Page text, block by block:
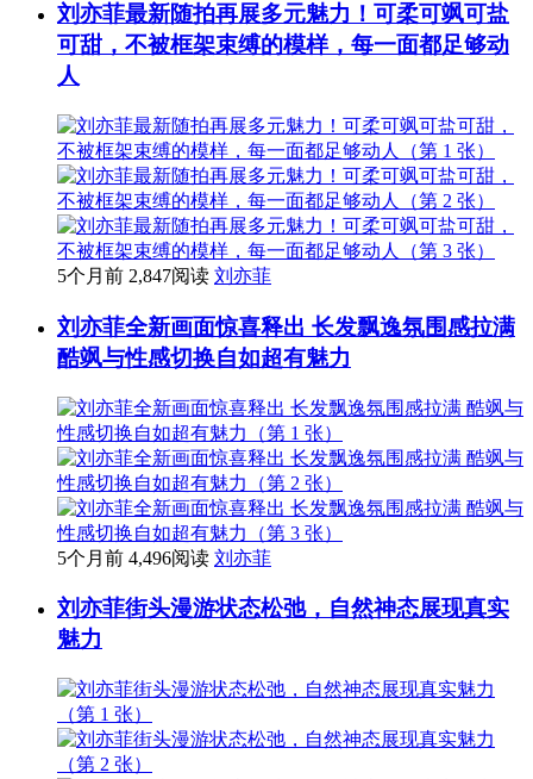
刘亦菲最新随拍再展多元魅力！可柔可飒可盐
可甜，不被框架束缚的模样，每一面都足够动
人
5个月前 2,847阅读 刘亦菲
刘亦菲全新画面惊喜释出 长发飘逸氛围感拉满
酷飒与性感切换自如超有魅力
5个月前 4,496阅读 刘亦菲
刘亦菲街头漫游状态松弛，自然神态展现真实
魅力